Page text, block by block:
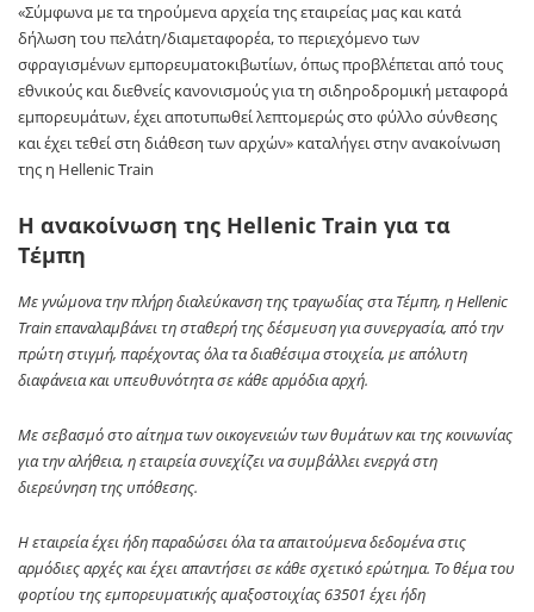
«Σύμφωνα με τα τηρούμενα αρχεία της εταιρείας μας και κατά
δήλωση του πελάτη/διαμεταφορέα, το περιεχόμενο των
σφραγισμένων εμπορευματοκιβωτίων, όπως προβλέπεται από τους
εθνικούς και διεθνείς κανονισμούς για τη σιδηροδρομική μεταφορά
εμπορευμάτων, έχει αποτυπωθεί λεπτομερώς στο φύλλο σύνθεσης
και έχει τεθεί στη διάθεση των αρχών» καταλήγει στην ανακοίνωση
της η Hellenic Train
Η ανακοίνωση της Hellenic Train για τα
Τέμπη
Με γνώμονα την πλήρη διαλεύκανση της τραγωδίας στα Τέμπη, η Hellenic
Train επαναλαμβάνει τη σταθερή της δέσμευση για συνεργασία, από την
πρώτη στιγμή, παρέχοντας όλα τα διαθέσιμα στοιχεία, με απόλυτη
διαφάνεια και υπευθυνότητα σε κάθε αρμόδια αρχή.
Με σεβασμό στο αίτημα των οικογενειών των θυμάτων και της κοινωνίας
για την αλήθεια, η εταιρεία συνεχίζει να συμβάλλει ενεργά στη
διερεύνηση της υπόθεσης.
Η εταιρεία έχει ήδη παραδώσει όλα τα απαιτούμενα δεδομένα στις
αρμόδιες αρχές και έχει απαντήσει σε κάθε σχετικό ερώτημα. Το θέμα του
φορτίου της εμπορευματικής αμαξοστοιχίας 63501 έχει ήδη